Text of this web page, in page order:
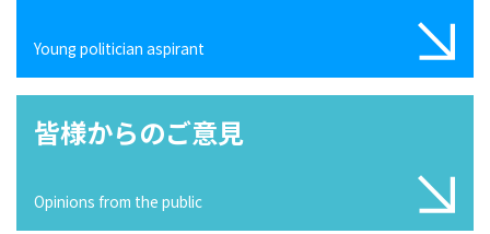
Young politician aspirant
皆様からのご意見
Opinions from the public